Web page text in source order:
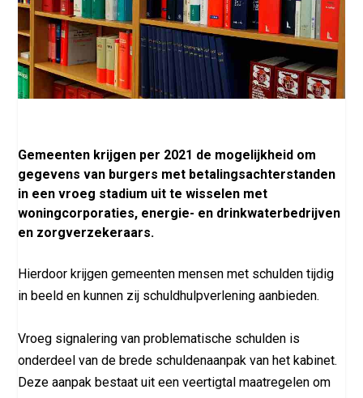
Gemeenten krijgen per 2021 de mogelijkheid om
gegevens van burgers met betalingsachterstanden
in een vroeg stadium uit te wisselen met
woningcorporaties, energie- en drinkwaterbedrijven
en zorgverzekeraars.
Hierdoor krijgen gemeenten mensen met schulden tijdig
in beeld en kunnen zij schuldhulpverlening aanbieden.
Vroeg signalering van problematische schulden is
onderdeel van de brede schuldenaanpak van het kabinet.
Deze aanpak bestaat uit een veertigtal maatregelen om